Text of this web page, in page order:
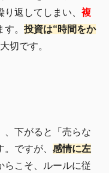
返してしまい、 複
。 投資は“時間をか
切です。
、下がると「売らな
ですが、 感情に左
らこそ、ルールに従